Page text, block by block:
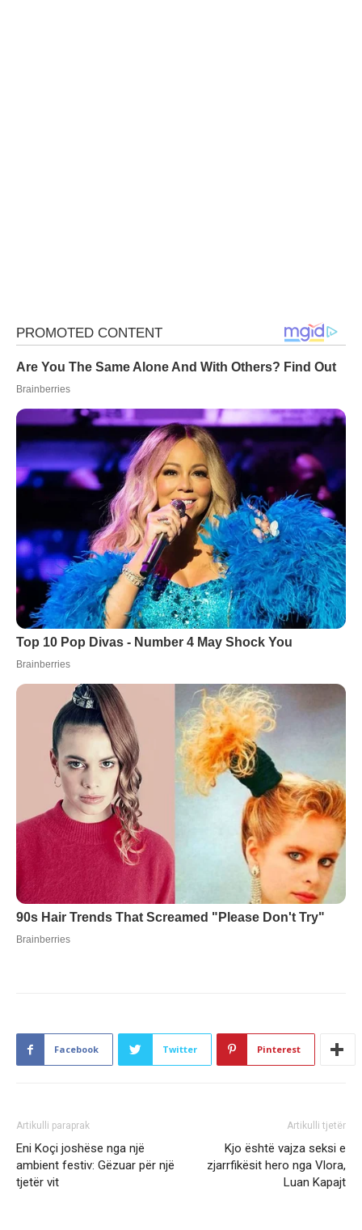
Facebook Twitter Pinterest
Artikulli paraprak
Eni Koçi joshëse nga një
ambient festiv: Gëzuar për një
tjetër vit
Artikulli tjetër
Kjo është vajza seksi e
zjarrfikësit hero nga Vlora,
Luan Kapajt